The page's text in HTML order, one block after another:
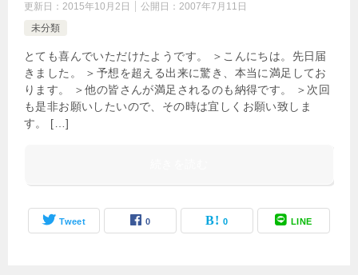
更新日： 2015年10月2日 公開日： 2007年7月11日
未分類
とても喜んでいただけたようです。 ＞こんにちは。先日届
きました。 ＞予想を超える出来に驚き、本当に満足してお
ります。 ＞他の皆さんが満足されるのも納得です。 ＞次回
も是非お願いしたいので、その時は宜しくお願い致しま
す。 […]
Tweet 0 0 LINE